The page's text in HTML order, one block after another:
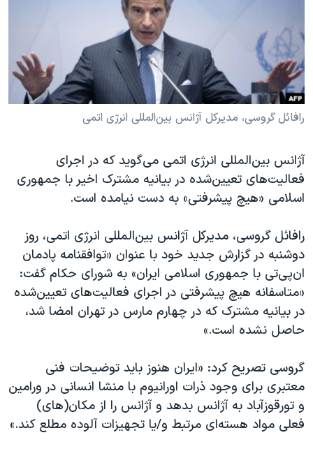
حقوق شهروندی
اقتصادی
علم و فناوری
اسرائیل در جنگ
آرشیو پخش زنده
انتخابات ریاست جمهوری آمریکا ۲۰۲۴
حمله جمهوری اسلامی به اسرائیل
رمز مهسا
ورزش زنان در ایران
مجموعه مستندهای دادخواهی
تریبونال مردمی آبان ۹۸
چهل سال گروگان‌گیری
قانون شفافیت دارائی کادر رهبری ایران
اعتراضات مردمی آبان ۹۸
اسرائیل در جنگ
نرگس محمدی برنده جایزه نوبل صلح
همایش محافظه‌کاران آمریکا «سی‌پک»
صفحه‌های ویژه
سفر پرزیدنت ترامپ به چین
زبانهای مختلف
رافائل گروسی، مدیرکل آژانس بین‌المللی انرژی اتمی
آژانس بین‌المللی انرژی اتمی می‌گوید که در اجرای
فعالیت‌های تعیین‌شده در بیانیه مشترک اخیر با جمهوری
اسلامی «هیچ پیشرفتی» به دست نیامده است.
رافائل گروسی، مدیرکل آژانس بین‌المللی انرژی اتمی، روز
دوشنبه در گزارش جدید خود با عنوان «توافقنامه پادمان
ان‌پی‌تی با جمهوری اسلامی ایران» به شورای حکام گفت:
«متاسفانه هیچ پیشرفتی در اجرای فعالیت‌های تعیین‌شده
در بیانیه مشترک که در چهارم مارس در تهران امضا شد،
حاصل نشده است.»
گروسی تصریح کرد: «ایران هنوز باید توضیحات فنی
معتبری برای وجود ذرات اورانیوم با منشا انسانی در ورامین
و تورقوزآباد به آژانس بدهد و آژانس را از مکان(های)
فعلی مواد هسته‌ای مرتبط و/یا تجهیزات آلوده مطلع کند.»